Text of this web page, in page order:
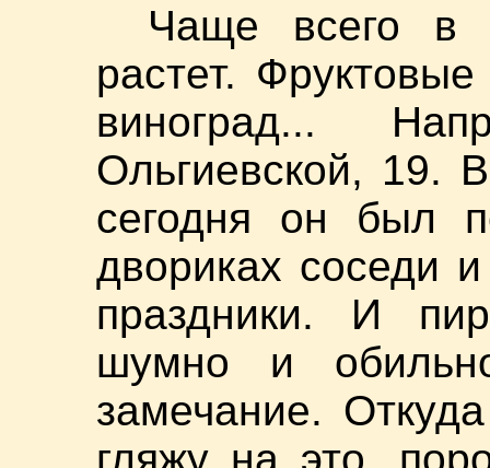
Чаще всего в
растет.
виноград...
Ольгиевской, 19.
сегодня он был
двориках соседи
праздники. И
шумно и
замечание.